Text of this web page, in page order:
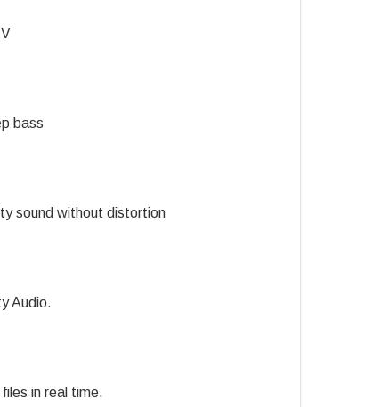
bass
sound without distortion
Audio.
in real time.